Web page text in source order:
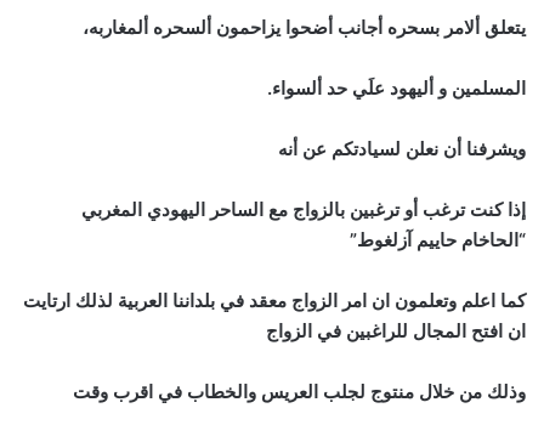
يتعلق ألامر بسحره أجانب أضحوا يزاحمون ألسحره ألمغاربه،
المسلمين و أليهود علَي حد ألسواء.
ويشرفنا أن نعلن لسيادتكم عن أنه
إذا كنت ترغب أو ترغبين بالزواج مع الساحر اليهودي المغربي
“الحاخام حاييم آزلغوط”
كما اعلم وتعلمون ان امر الزواج معقد في بلداننا العربية لذلك ارتايت
ان افتح المجال للراغبين في الزواج
وذلك من خلال منتوج لجلب العريس والخطاب في اقرب وقت